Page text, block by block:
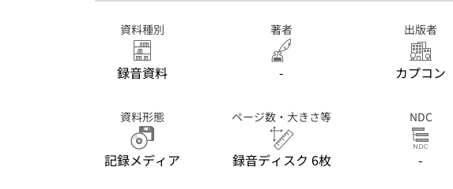
資料種別
録音資料
著者
-
出版者
カプコン
資料形態
記録メディア
ページ数・大きさ等
録音ディスク 6枚
NDC
-